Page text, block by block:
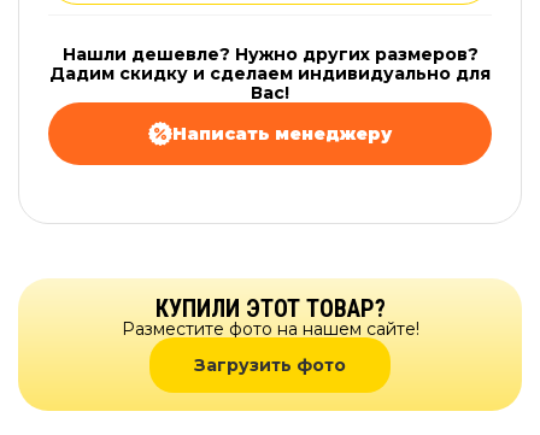
Нашли дешевле? Нужно других размеров?
Дадим скидку и сделаем индивидуально для
Вас!
Написать менеджеру
КУПИЛИ ЭТОТ ТОВАР?
Разместите фото на нашем сайте!
Загрузить фото